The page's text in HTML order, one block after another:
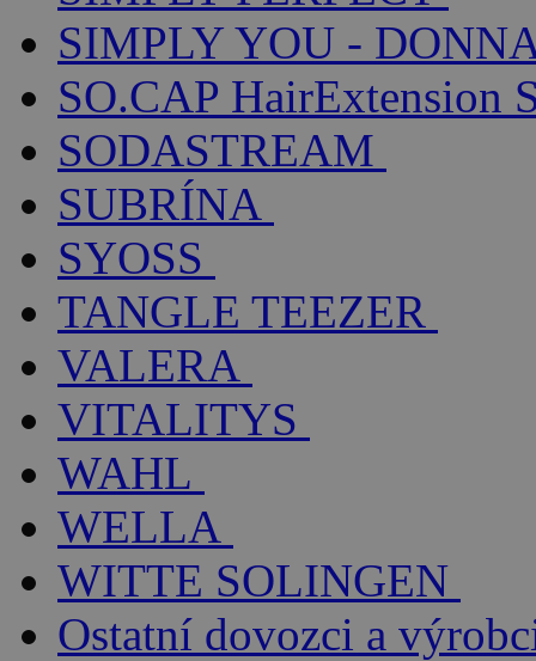
SIMPLY YOU -
SO.CAP HairExtension
SODASTREAM
SUBRÍNA
SYOSS
TANGLE TEEZER
VALERA
VITALITYS
WAHL
WELLA
WITTE SOLINGEN
Ostatní dovozci a